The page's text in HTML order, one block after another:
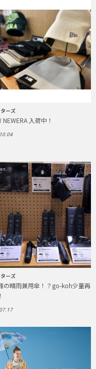
ーズ
NEWERA 入荷中！
ーズ
の晴雨兼用傘！？go-koh少量再